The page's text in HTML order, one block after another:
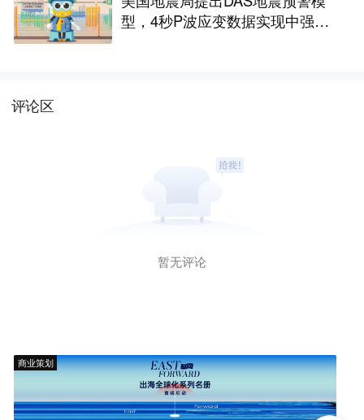
型，4秒P波应变数据实现中强地
评论区
暂无评论
商业策划